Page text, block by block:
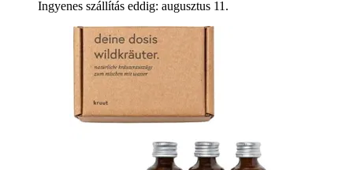
Ingyenes szállítás eddig: augusztus 11.